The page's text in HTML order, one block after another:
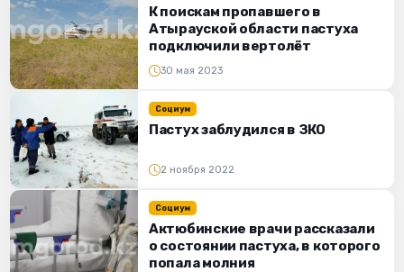
К поискам пропавшего в
Атырауской области пастуха
подключили вертолёт
30 мая 2023
Социум
Пастух заблудился в ЗКО
2 ноября 2022
Социум
Актюбинские врачи рассказали
о состоянии пастуха, в которого
попала молния